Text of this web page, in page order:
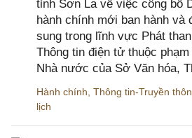
tỉnh Sơn La về việc công bố
hành chính mới ban hành và
sung trong lĩnh vực Phát
Thông tin điện tử thuộc
Nhà nước của Sở Văn hóa,
Hành chính Thông tin-Truyền
lịch